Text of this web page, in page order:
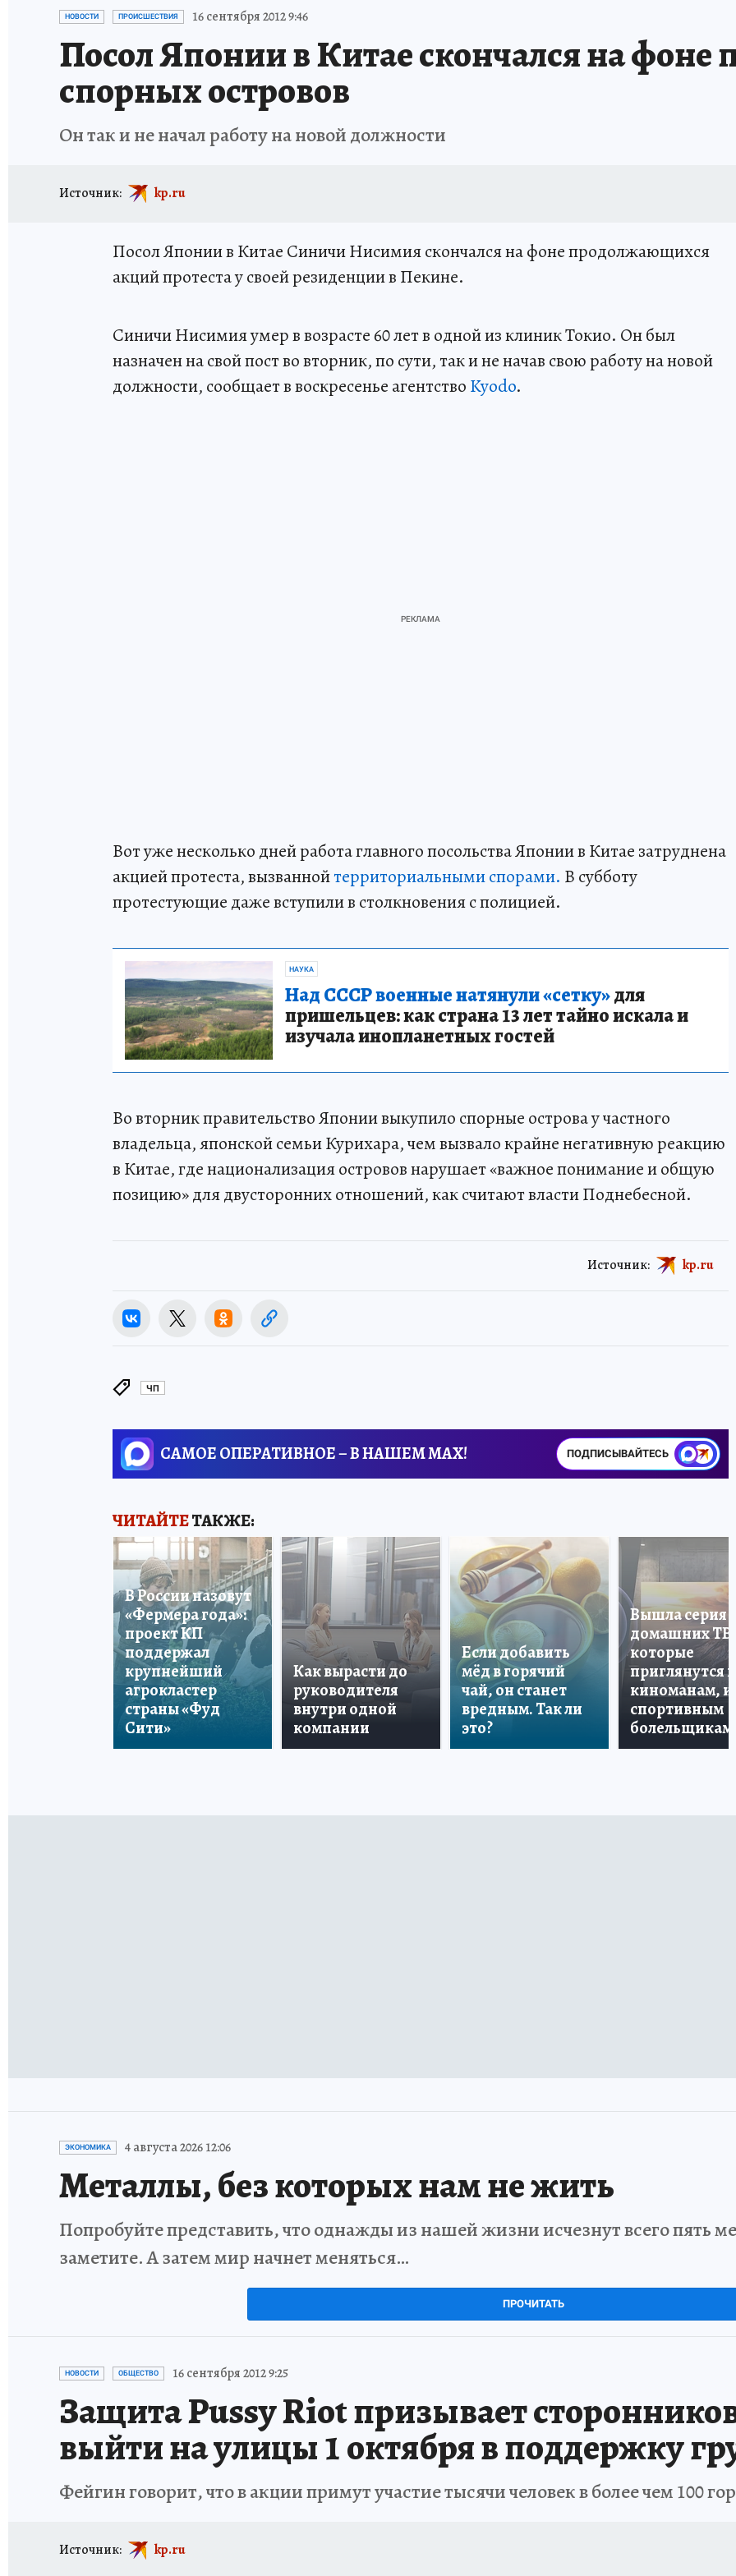
ИСПЫТАНО НА СЕБЕ
НОВОСТИ ПРОИСШЕСТВИЯ 16 сентября 2012 9:46
Посол Японии в Китае скончался на фоне
спорных островов
Он так и не начал работу на новой должности
Источник: kp.ru
Посол Японии в Китае Синичи Нисимия скончался на фоне продолжающихся
акций протеста у своей резиденции в Пекине.
Синичи Нисимия умер в возрасте 60 лет в одной из клиник Токио. Он был
назначен на свой пост во вторник, по сути, так и не начав свою работу на новой
должности, сообщает в воскресенье агентство Kyodo.
Вот уже несколько дней работа главного посольства Японии в Китае затруднена
акцией протеста, вызваннойтерриториальными спорами. В субботу
протестующие даже вступили в столкновения с полицией.
НАУКА
Над СССР военные натянули «сетку»для
пришельцев: как страна 13 лет тайно искала и
изучала инопланетных гостей
Во вторник правительство Японии выкупило спорные острова у частного
владельца, японской семьи Курихара, чем вызвало крайне негативную реакцию
в Китае, где национализация островов нарушает «важное понимание и общую
позицию» для двусторонних отношений, как считают власти Поднебесной.
Источник: kp.ru
ЧП
САМОЕ ОПЕРАТИВНОЕ – В НАШЕМ MAX! ПОДПИСЫВАЙТЕСЬ
ЧИТАЙТЕТАКЖЕ:
В России назовут
«Фермера года»:
проект КП
поддержал
крупнейший
агрокластер
страны «Фуд
Сити»
Как вырасти до
руководителя
внутри одной
компании
Если добавить
мёд в горячий
чай, он станет
вредным. Так ли
это?
Вышла серия
домашних ТВ,
которые
приглянутся и
киноманам, и
спортивным
болельщикам
ЭКОНОМИКА 4 августа 2026 12:06
Металлы, без которых нам не жить
Попробуйте представить, что однажды из нашей жизни исчезнут всего пять
заметите. А затем мир начнет меняться…
ПРОЧИТАТЬ
НОВОСТИ ОБЩЕСТВО 16 сентября 2012 9:25
Защита Pussy Riot призывает
выйти на улицы 1 октября в поддержку
Фейгин говорит, что в акции примут участие тысячи человек в более чем 100
Источник: kp.ru